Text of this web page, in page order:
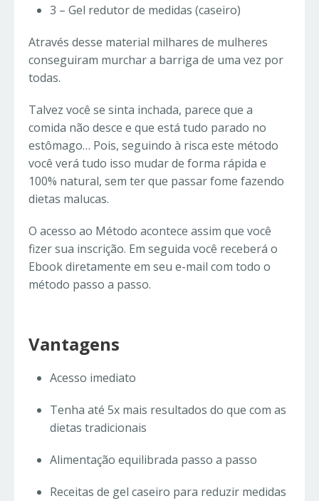
3 – Gel redutor de medidas (caseiro)
Através desse material milhares de mulheres
conseguiram murchar a barriga de uma vez por
todas.
Talvez você se sinta inchada, parece que a
comida não desce e que está tudo parado no
estômago… Pois, seguindo à risca este método
você verá tudo isso mudar de forma rápida e
100% natural, sem ter que passar fome fazendo
dietas malucas.
O acesso ao Método acontece assim que você
fizer sua inscrição. Em seguida você receberá o
Ebook diretamente em seu e-mail com todo o
método passo a passo.
Vantagens
Acesso imediato
Tenha até 5x mais resultados do que com as
dietas tradicionais
Alimentação equilibrada passo a passo
Receitas de gel caseiro para reduzir medidas